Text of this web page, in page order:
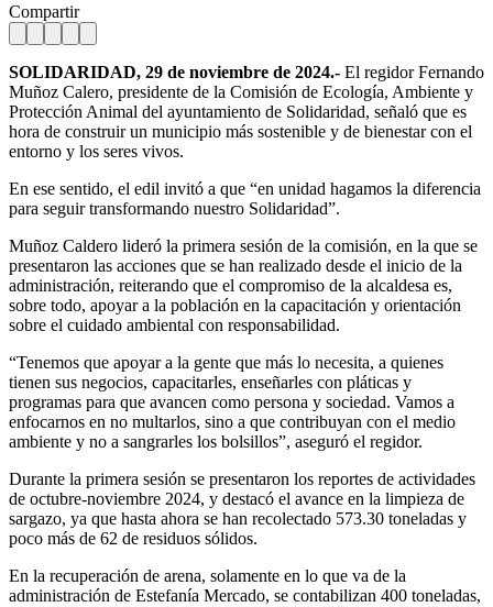
Compartir
SOLIDARIDAD, 29 de noviembre de 2024.- El regidor Fernando
Muñoz Calero, presidente de la Comisión de Ecología, Ambiente y
Protección Animal del ayuntamiento de Solidaridad, señaló que es
hora de construir un municipio más sostenible y de bienestar con el
entorno y los seres vivos.
En ese sentido, el edil invitó a que “en unidad hagamos la diferencia
para seguir transformando nuestro Solidaridad”.
Muñoz Caldero lideró la primera sesión de la comisión, en la que se
presentaron las acciones que se han realizado desde el inicio de la
administración, reiterando que el compromiso de la alcaldesa es,
sobre todo, apoyar a la población en la capacitación y orientación
sobre el cuidado ambiental con responsabilidad.
“Tenemos que apoyar a la gente que más lo necesita, a quienes
tienen sus negocios, capacitarles, enseñarles con pláticas y
programas para que avancen como persona y sociedad. Vamos a
enfocarnos en no multarlos, sino a que contribuyan con el medio
ambiente y no a sangrarles los bolsillos”, aseguró el regidor.
Durante la primera sesión se presentaron los reportes de actividades
de octubre-noviembre 2024, y destacó el avance en la limpieza de
sargazo, ya que hasta ahora se han recolectado 573.30 toneladas y
poco más de 62 de residuos sólidos.
En la recuperación de arena, solamente en lo que va de la
administración de Estefanía Mercado, se contabilizan 400 toneladas,